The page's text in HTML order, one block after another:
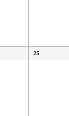
25